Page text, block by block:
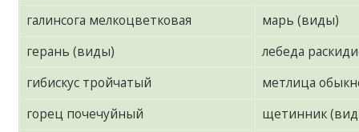
галинсога мелкоцветковая
марь (виды)
герань (виды)
лебеда
гибискус тройчатый
метлица
горец почечуйный
щетинник